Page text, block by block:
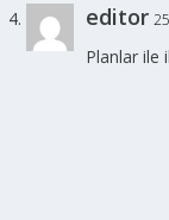
editor
Planlar ile